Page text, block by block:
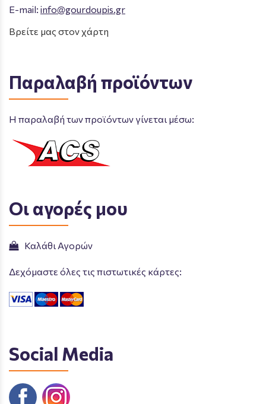
E-mail: info@gourdoupis.gr
Βρείτε μας στον χάρτη
Παραλαβή προϊόντων
Η παραλαβή των προϊόντων γίνεται μέσω:
Οι αγορές μου
Καλάθι Αγορών
Δεχόμαστε όλες τις πιστωτικές κάρτες:
Social Media